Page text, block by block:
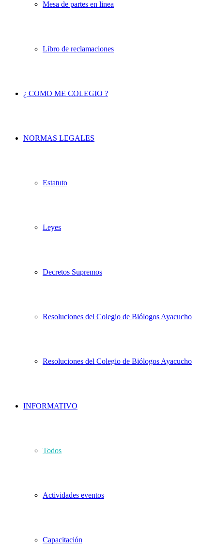
Mesa de partes en linea
Libro de reclamaciones
¿ COMO ME COLEGIO ?
NORMAS LEGALES
Estatuto
Leyes
Decretos Supremos
Resoluciones del Colegio de Biólogos Ayacucho
Resoluciones del Colegio de Biólogos Ayacucho
INFORMATIVO
Todos
Actividades eventos
Capacitación